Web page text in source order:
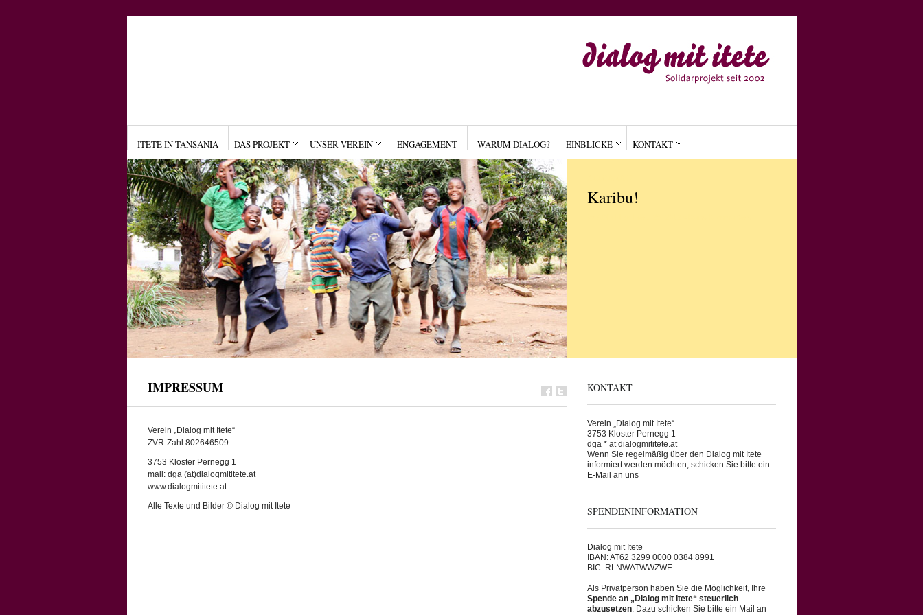
ITETE IN TANSANIA DAS PROJEKT UNSER VEREIN ENGAGEMENT WARUM DIALOG? EINBLICKE KONTAKT
Karibu!
IMPRESSUM
Verein „Dialog mit Itete“
ZVR-Zahl 802646509
3753 Kloster Pernegg 1
mail: dga (at)dialogmititete.at
www.dialogmititete.at
Alle Texte und Bilder © Dialog mit Itete
KONTAKT
Verein „Dialog mit Itete“
3753 Kloster Pernegg 1
dga * at dialogmititete.at
Wenn Sie regelmäßig über den Dialog mit Itete
informiert werden möchten, schicken Sie bitte ein
E-Mail an uns
SPENDENINFORMATION
Dialog mit Itete
IBAN: AT62 3299 0000 0384 8991
BIC: RLNWATWWZWE
Als Privatperson haben Sie die Möglichkeit, Ihre
Spende an „Dialog mit Itete“ steuerlich
abzusetzen. Dazu schicken Sie bitte ein Mail an